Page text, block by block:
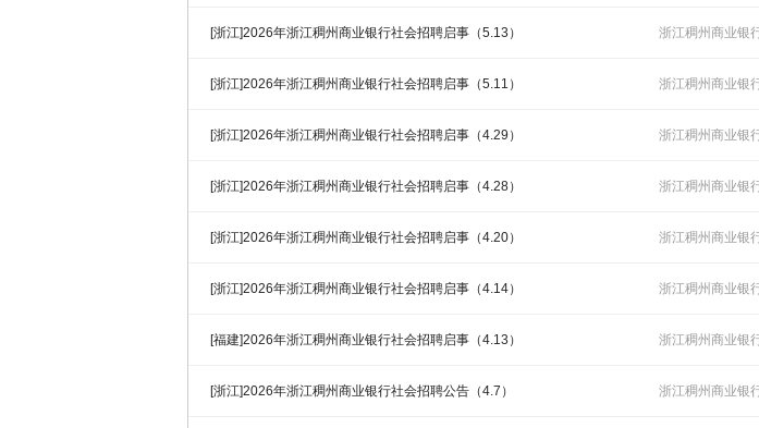
招聘
[浙江]2026年浙江稠州商业银行社会招聘启事（5.13） 浙江稠州商业银
招聘
[浙江]2026年浙江稠州商业银行社会招聘启事（5.11） 浙江稠州商业银
招聘
[浙江]2026年浙江稠州商业银行社会招聘启事（4.29） 浙江稠州商业银
招聘
[浙江]2026年浙江稠州商业银行社会招聘启事（4.28） 浙江稠州商业银
招聘
[浙江]2026年浙江稠州商业银行社会招聘启事（4.20） 浙江稠州商业银
招聘
[浙江]2026年浙江稠州商业银行社会招聘启事（4.14） 浙江稠州商业银
招聘
[福建]2026年浙江稠州商业银行社会招聘启事（4.13） 浙江稠州商业银
招聘
[浙江]2026年浙江稠州商业银行社会招聘公告（4.7） 浙江稠州商业银